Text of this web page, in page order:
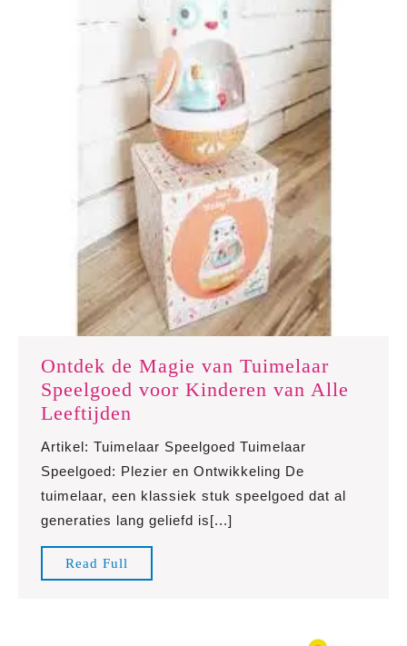
Ontdek de Magie van Tuimelaar
Speelgoed voor Kinderen van Alle
Leeftijden
de
Magie
van
Tuimelaar
Speelgoed
voor
Kinderen
Artikel: Tuimelaar Speelgoed Tuimelaar
Speelgoed: Plezier en Ontwikkeling De
tuimelaar, een klassiek stuk speelgoed dat al
generaties lang geliefd is[...]
Read Full
Full